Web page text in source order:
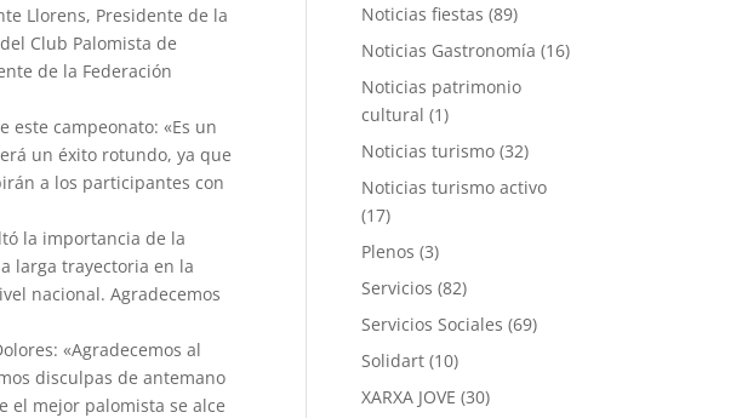
Llorens, Presidente de la
Club Palomista de
de la Federación
este campeonato: «Es un
un éxito rotundo, ya que
a los participantes con
la importancia de la
larga trayectoria en la
nacional. Agradecemos
«Agradecemos al
disculpas de antemano
el mejor palomista se alce
Noticias fiestas (89)
Noticias Gastronomía (16)
Noticias patrimonio
cultural (1)
Noticias turismo (32)
Noticias turismo activo
(17)
Plenos (3)
Servicios (82)
Servicios Sociales (69)
Solidart (10)
XARXA JOVE (30)